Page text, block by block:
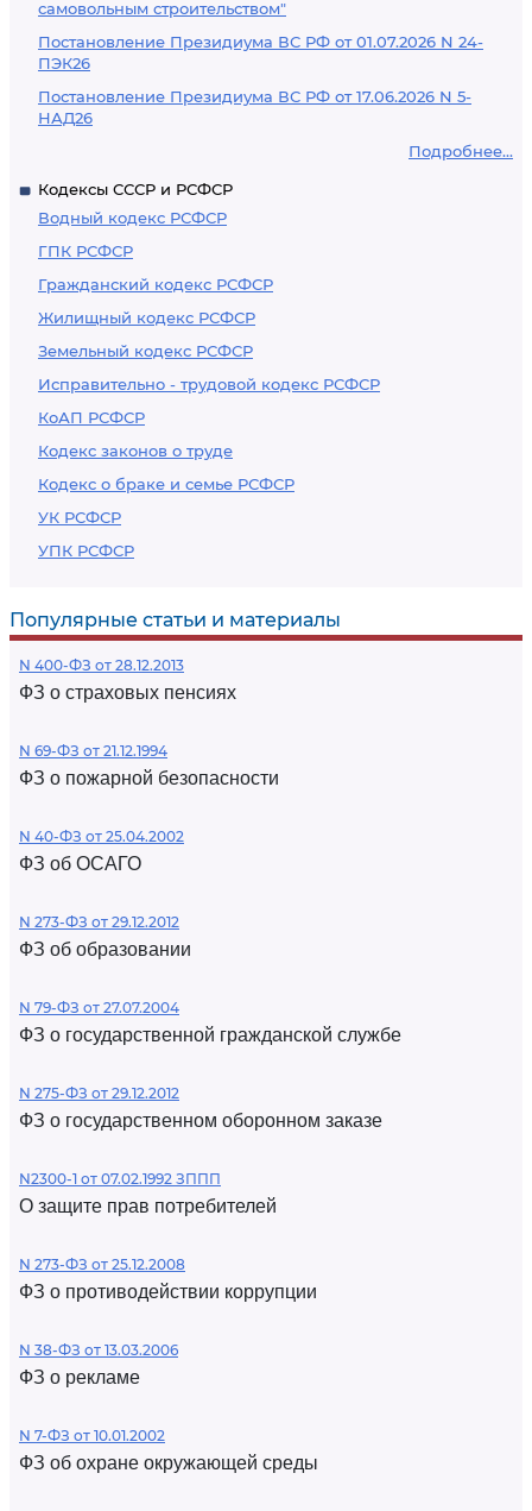
самовольным строительством"
Постановление Президиума ВС РФ от 01.07.2026 N 24-
ПЭК26
Постановление Президиума ВС РФ от 17.06.2026 N 5-
НАД26
Подробнее...
Кодексы СССР и РСФСР
Водный кодекс РСФСР
ГПК РСФСР
Гражданский кодекс РСФСР
Жилищный кодекс РСФСР
Земельный кодекс РСФСР
Исправительно - трудовой кодекс РСФСР
КоАП РСФСР
Кодекс законов о труде
Кодекс о браке и семье РСФСР
УК РСФСР
УПК РСФСР
Популярные статьи и материалы
N 400-ФЗ от 28.12.2013
ФЗ о страховых пенсиях
N 69-ФЗ от 21.12.1994
ФЗ о пожарной безопасности
N 40-ФЗ от 25.04.2002
ФЗ об ОСАГО
N 273-ФЗ от 29.12.2012
ФЗ об образовании
N 79-ФЗ от 27.07.2004
ФЗ о государственной гражданской службе
N 275-ФЗ от 29.12.2012
ФЗ о государственном оборонном заказе
N2300-1 от 07.02.1992 ЗППП
О защите прав потребителей
N 273-ФЗ от 25.12.2008
ФЗ о противодействии коррупции
N 38-ФЗ от 13.03.2006
ФЗ о рекламе
N 7-ФЗ от 10.01.2002
ФЗ об охране окружающей среды